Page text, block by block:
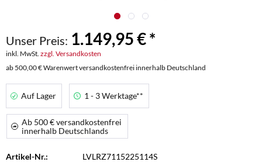
Unser Preis: 1.149,95 € *
inkl. MwSt. zzgl. Versandkosten
ab 500,00 € Warenwert versandkostenfrei innerhalb Deutschland
Auf Lager 1 - 3 Werktage**
Ab 500 € versandkostenfrei
innerhalb Deutschlands
Artikel-Nr.: LVLRZ7115225114S